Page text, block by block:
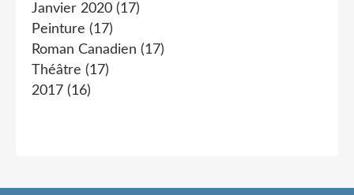
Janvier 2020 (17)
Peinture (17)
Roman Canadien (17)
Théâtre (17)
2017 (16)